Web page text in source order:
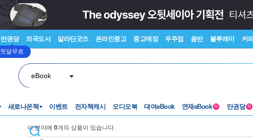
만권당
첫달무료
외국도서 알라딘굿즈 온라인중고 중고매장 우주점 음반 블루레이 커피
eBook
새로나온책 이벤트 전자책캐시 오디오북 대여eBook 연재eBook N 만권당 N
이 분야에 0개의 상품이 있습니다.